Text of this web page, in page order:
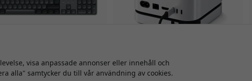
ND
5.0
ST-GNMMES
visa anpassade annonser eller innehåll och
alla" samtycker du till vår användning av cookies.